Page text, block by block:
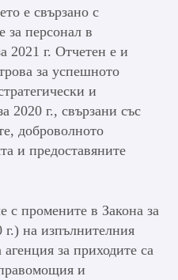
е свързано с
за персонал в
2021 г. Отчетен е и
за успешното
и
2020 г., свързани със
доброволното
и предоставяните
с промените в Закона за
на изпълнителния
за приходите са
и